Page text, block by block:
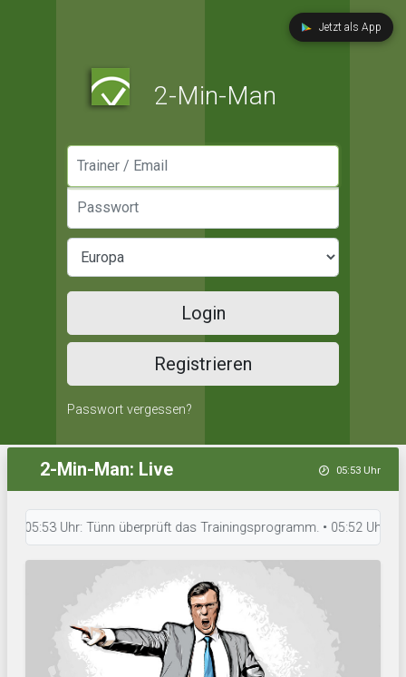
Jetzt als App
2-Min-Man
Login
Registrieren
Passwort vergessen?
2-Min-Man: Live 05:53 Uhr
Uhr: Tünn überprüft das Trainingsprogramm. • 05:52 Uhr: